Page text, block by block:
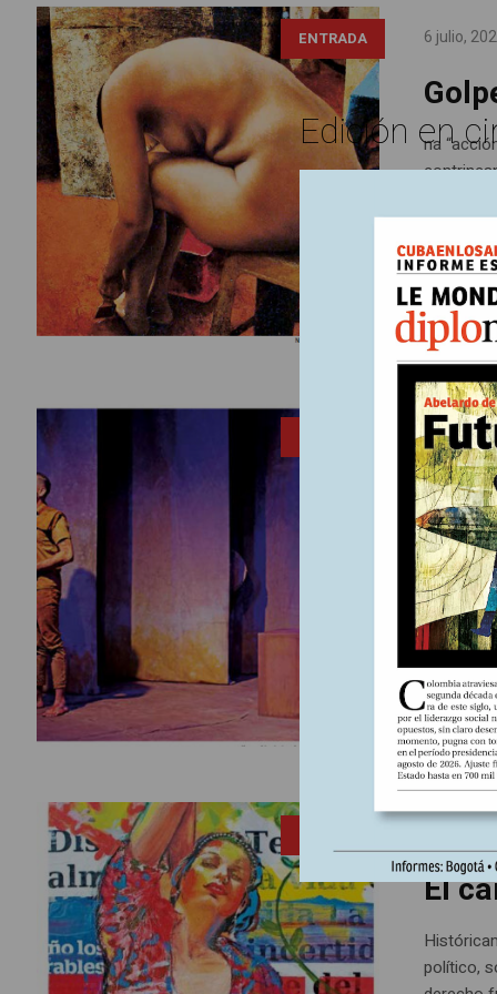
ENTRADA 6 julio,
na
fuera del
“La caída de las águilas”, (Cortesía Teatro
Estudio Alcaraván, Casa TEA)
6 julio,
El
La
en
testigos
Octavio Mendoza, Sabrina (Cortesía del autor)
El
político,
Edición en